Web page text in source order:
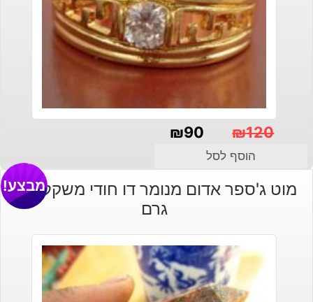
₪120
המקורי
היה:
₪90
הנוכחי
הוא:
הוסף לסל
מוט ג'ספר אדום מנומר דו חודי משקל: 45
גרם
מבצע!